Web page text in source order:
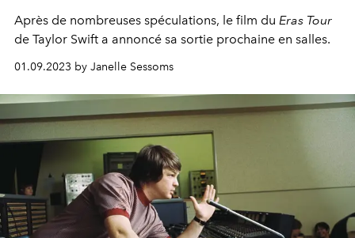
Après de nombreuses spéculations, le film du Eras Tour
de Taylor Swift a annoncé sa sortie prochaine en salles.
01.09.2023 by Janelle Sessoms